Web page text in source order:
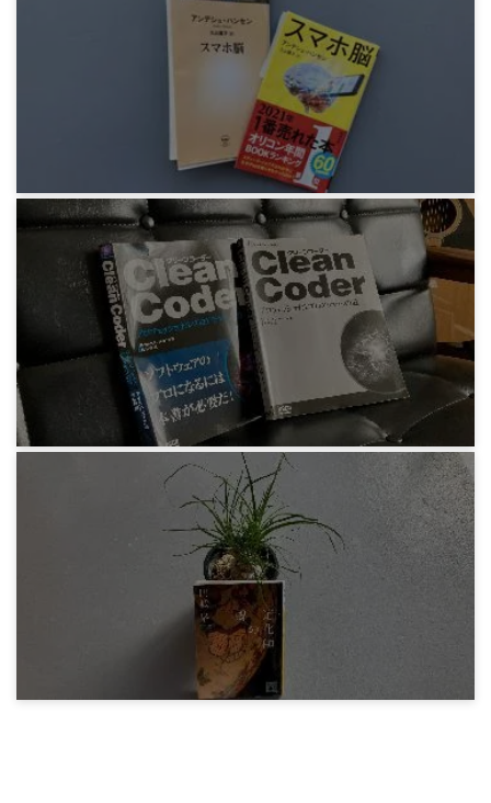
芦沢央『罪の余白』
3年前
感想文
アンデシュ・ハンセン『スマホ脳』
4年前
感想文
Robert C. Martin 『Clean Coder』
4年前